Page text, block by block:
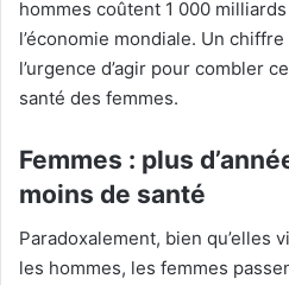
hommes coûtent 1 000
l’économie mondiale. Un
l’urgence d’agir pour combler
santé des femmes.
Femmes : plus
moins de santé
Paradoxalement, bien qu’elles
les hommes, les femmes